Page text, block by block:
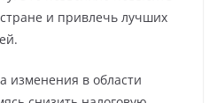
и привлечь лучших
изменения в области